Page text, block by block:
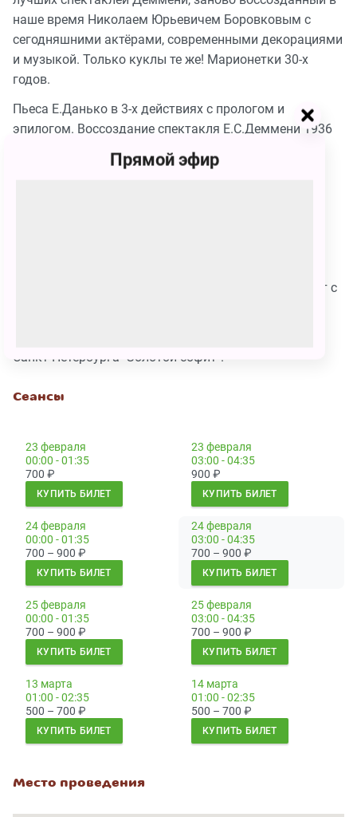
наше время Николаем Юрьевичем Боровковым с
сегодняшними актёрами, современными декорациями
и музыкой. Только куклы те же! Марионетки 30-х
годов.
Пьеса Е.Данько в 3-х действиях с прологом и
эпилогом. Воссоздание спектакля Е.С.Деммени 1936
года. Художник – Н.М.Кочергин. Композитор –
Продолжительность 1 час 35 минут. Спектакль идет с
Санкт-Петербурга "Золотой софит".
Сеансы
23 февраля
00:00 - 01:35
700 ₽
КУПИТЬ БИЛЕТ
23 февраля
03:00 - 04:35
900 ₽
КУПИТЬ БИЛЕТ
24 февраля
00:00 - 01:35
700 – 900 ₽
КУПИТЬ БИЛЕТ
24 февраля
03:00 - 04:35
700 – 900 ₽
КУПИТЬ БИЛЕТ
25 февраля
00:00 - 01:35
700 – 900 ₽
КУПИТЬ БИЛЕТ
25 февраля
03:00 - 04:35
700 – 900 ₽
КУПИТЬ БИЛЕТ
13 марта
01:00 - 02:35
500 – 700 ₽
КУПИТЬ БИЛЕТ
14 марта
01:00 - 02:35
500 – 700 ₽
КУПИТЬ БИЛЕТ
Место проведения
Прямой эфир